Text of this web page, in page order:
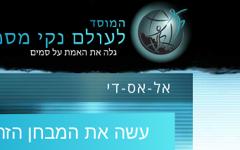
אל-אס-די
עשה את המבחן